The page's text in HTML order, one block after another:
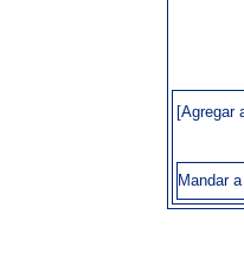
[Agregar
Mandar